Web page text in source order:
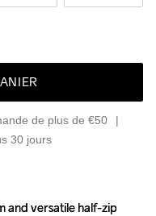
de plus de €50
30 jours
and versatile half-zip
and versatile half-zip